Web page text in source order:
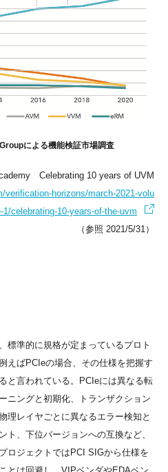
による機能検証市場調査
Celebrating 10 years of UVM
verification-horizons/march-2021-volu
1/celebrating-10-years-of-the-uvm
（参照 2021/5/31）
標準的に規格が定まっているプロト
えばPCIeの場合、その仕様を把握す
と言われている。PCIeには異なる転
ニングと初期化、トランザクション
理レイヤごとに異なるエラー検知と
ト、下位バージョンへの互換など、
ロジェクトではPCI SIGから仕様を